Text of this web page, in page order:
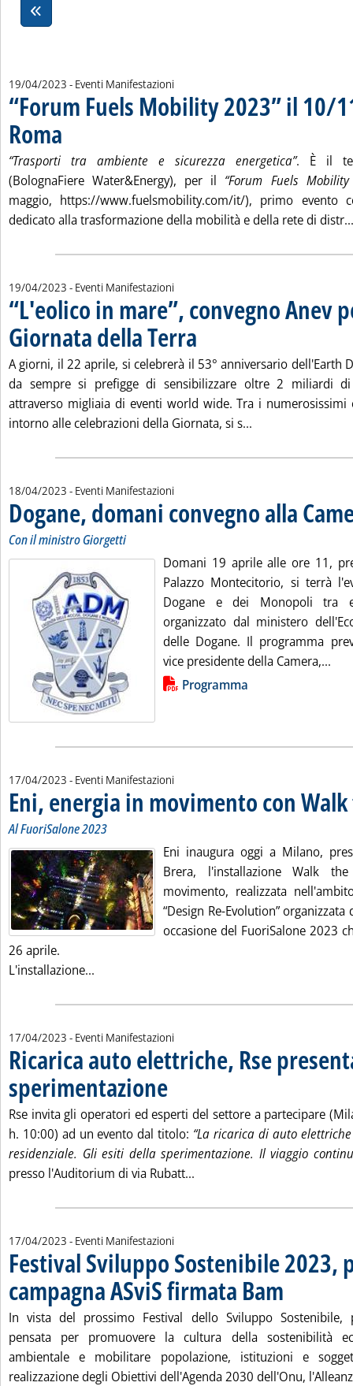
19/04/2023 - Eventi Manifestazioni
“Forum Fuels Mobility 2023” il 10/
Roma . Pubblicata mercoledì 19 aprile 2023 alle 16.34.
“Trasporti tra ambiente e sicurezza energetica”. È il
(BolognaFiere Water&Energy), per il “Forum Fuels Mobility
maggio, https://www.fuelsmobility.com/it/), primo evento
dedicato alla trasformazione della mobilità e della rete di distr...
19/04/2023 - Eventi Manifestazioni
“L'eolico in mare”, convegno Anev
Giornata della Terra . Pubblicata mercoledì 19 aprile 2023
A giorni, il 22 aprile, si celebrerà il 53° anniversario dell'Earth
da sempre si prefigge di sensibilizzare oltre 2 miliardi
attraverso migliaia di eventi world wide. Tra i numerosissimi
intorno alle celebrazioni della Giornata, si s...
18/04/2023 - Eventi Manifestazioni
Dogane, domani convegno alla
Con il ministro Giorgetti
Domani 19 aprile alle ore 11,
Palazzo Montecitorio, si terrà
Dogane e dei Monopoli tra
organizzato dal ministero
delle Dogane. Il programma
vice presidente della Camera,...
Lista allegati PDF alla notizia
Programma
17/04/2023 - Eventi Manifestazioni
Eni, energia in movimento con
Al FuoriSalone 2023
Eni inaugura oggi a Milano,
Brera, l'installazione Walk
movimento, realizzata
“Design Re-Evolution”
occasione del FuoriSalone 2023
26 aprile.
L'installazione...
17/04/2023 - Eventi Manifestazioni
Ricarica auto elettriche, Rse
sperimentazione . Pubblicata lunedì 17 aprile 2023 alle 13.31.
Rse invita gli operatori ed esperti del settore a partecipare
h. 10:00) ad un evento dal titolo: “La ricarica di auto
residenziale. Gli esiti della sperimentazione. Il viaggio
presso l'Auditorium di via Rubatt...
17/04/2023 - Eventi Manifestazioni
Festival Sviluppo Sostenibile 2023,
campagna ASviS firmata Bam . Pubblicata
In vista del prossimo Festival dello Sviluppo Sostenibile,
pensata per promuovere la cultura della sostenibilità
ambientale e mobilitare popolazione, istituzioni e
realizzazione degli Obiettivi dell'Agenda 2030 dell'Onu,